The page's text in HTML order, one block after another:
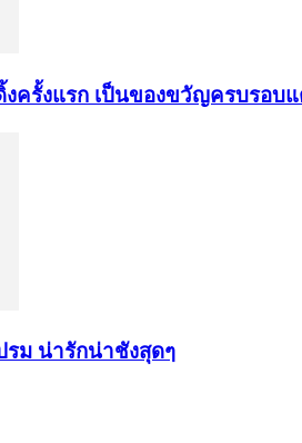
ครั้งแรก เป็นของขวัญครบรอบแ
รม น่ารักน่าชังสุดๆ